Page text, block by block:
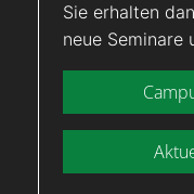
Sie erhalten
neue Seminare